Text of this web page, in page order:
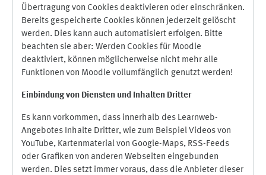
Übertragung von Cookies deaktivieren oder einschränken.
Bereits gespeicherte Cookies können jederzeit gelöscht
werden. Dies kann auch automatisiert erfolgen. Bitte
beachten sie aber: Werden Cookies für Moodle
deaktiviert, können möglicherweise nicht mehr alle
Funktionen von Moodle vollumfänglich genutzt werden!
Einbindung von Diensten und Inhalten Dritter
Es kann vorkommen, dass innerhalb des Learnweb-
Angebotes Inhalte Dritter, wie zum Beispiel Videos von
YouTube, Kartenmaterial von Google-Maps, RSS-Feeds
oder Grafiken von anderen Webseiten eingebunden
werden. Dies setzt immer voraus, dass die Anbieter dieser